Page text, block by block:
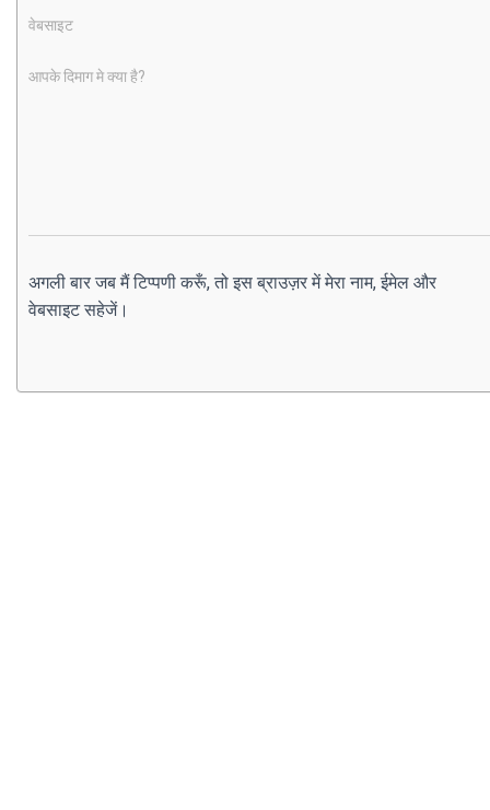
वेबसाइट
आपके दिमाग मे क्या है?
अगली बार जब मैं टिप्पणी करूँ, तो इस ब्राउज़र में मेरा नाम, ईमेल और
वेबसाइट सहेजें।